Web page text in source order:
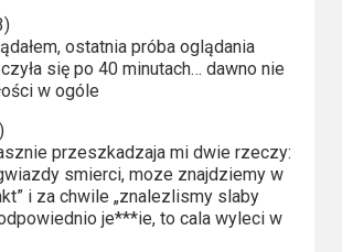
ostatnia próba oglądania
się po 40 minutach… dawno nie
w ogóle
przeszkadzaja mi dwie rzeczy:
smierci, moze znajdziemy w
i za chwile „znalezlismy slaby
je***ie, to cala wyleci w